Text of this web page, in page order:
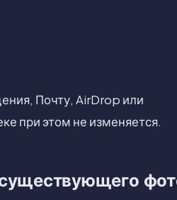
Почту, AirDrop или
при этом не изменяется.